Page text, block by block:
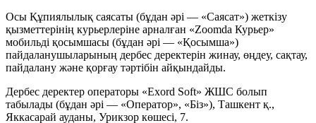
Осы Құпиялылық саясаты (бұдан әрі — «Саясат») жеткізу
қызметтерінің курьерлеріне арналған «Zoomda Курьер»
мобильді қосымшасы (бұдан әрі — «Қосымша»)
пайдаланушыларының дербес деректерін жинау, өңдеу, сақтау,
пайдалану және қорғау тәртібін айқындайды.
Дербес деректер операторы «Exord Soft» ЖШС болып
табылады (бұдан әрі — «Оператор», «Біз»), Ташкент қ.,
Яккасарай ауданы, Урикзор көшесі, 7.